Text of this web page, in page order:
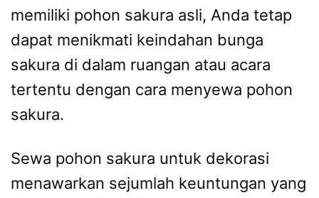
memiliki pohon sakura asli, Anda tetap
dapat menikmati keindahan bunga
sakura di dalam ruangan atau acara
tertentu dengan cara menyewa pohon
sakura.
Sewa pohon sakura untuk dekorasi
menawarkan sejumlah keuntungan yang